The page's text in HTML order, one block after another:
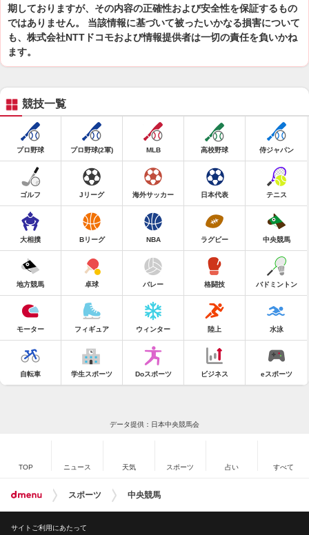
期しておりますが、その内容の正確性および安全性を保証するもの
ではありません。 当該情報に基づいて被ったいかなる損害について
も、株式会社NTTドコモおよび情報提供者は一切の責任を負いかね
ます。
競技一覧
プロ野球 プロ野球(2軍) MLB 高校野球 侍ジャパン
ゴルフ Jリーグ 海外サッカー 日本代表 テニス
大相撲 Bリーグ NBA ラグビー 中央競馬
地方競馬 卓球 バレー 格闘技 バドミントン
モーター フィギュア ウィンター 陸上 水泳
自転車 学生スポーツ Doスポーツ ビジネス eスポーツ
データ提供：日本中央競馬会
TOP ニュース 天気 スポーツ 占い すべて
スポーツ 中央競馬
サイトご利用にあたって